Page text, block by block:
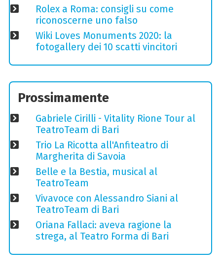
Rolex a Roma: consigli su come
riconoscerne uno falso
Wiki Loves Monuments 2020: la
fotogallery dei 10 scatti vincitori
Prossimamente
Gabriele Cirilli - Vitality Rione Tour al
TeatroTeam di Bari
Trio La Ricotta all'Anfiteatro di
Margherita di Savoia
Belle e la Bestia, musical al
TeatroTeam
Vivavoce con Alessandro Siani al
TeatroTeam di Bari
Oriana Fallaci: aveva ragione la
strega, al Teatro Forma di Bari